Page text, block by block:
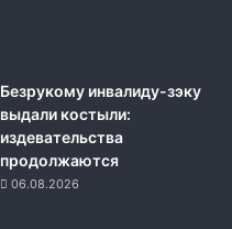
Безрукому инвалиду-зэку
выдали костыли:
издевательства
продолжаются
06.08.2026